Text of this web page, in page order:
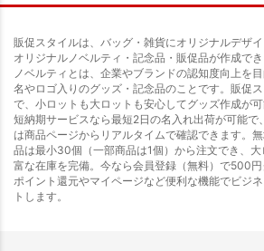
販促スタイルは、バッグ・雑貨にオリジナルデザ
オリジナルノベルティ・記念品・販促品が作成でき
ノベルティとは、企業やブランドの認知度向上を
名やロゴ入りのグッズ・記念品のことです。販促
で、小ロットも大ロットも安心してグッズ作成が可
短納期サービスなら最短2日の名入れ出荷が可能で
は商品ページからリアルタイムで確認できます。
品は最小30個（一部商品は1個）から注文でき、
富な在庫を完備。今なら会員登録（無料）で500円
ポイント還元やマイページなど便利な機能でビジ
トします。